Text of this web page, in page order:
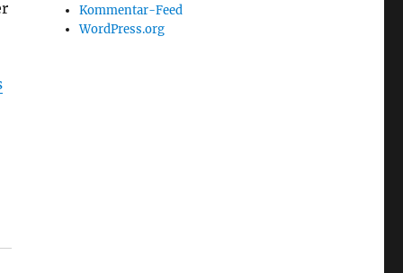
Kommentar-Feed
WordPress.org